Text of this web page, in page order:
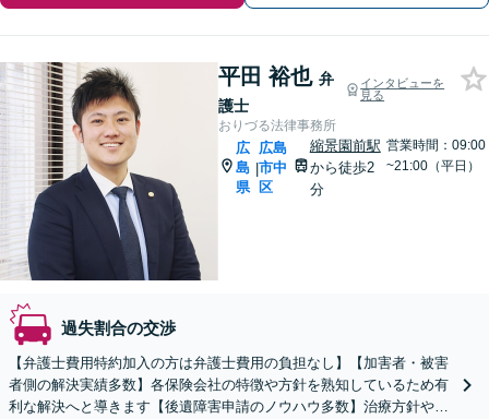
平田 裕也 弁
護士
インタビューを
見る
おりづる法律事務所
広
島
県
|
広島
市中
区
縮景園前駅
から徒歩2
分
営業時間：09:00
~21:00（平日）
過失割合の交渉
【弁護士費用特約加入の方は弁護士費用の負担なし】【加害者・被害
者側の解決実績多数】各保険会社の特徴や方針を熟知しているため有
利な解決へと導きます【後遺障害申請のノウハウ多数】治療方針や通